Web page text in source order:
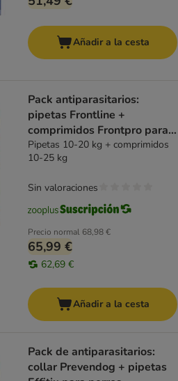
Añadir a la cesta
Pack antiparasitarios:
pipetas Frontline +
comprimidos Frontpro para
perros
Pipetas 10-20 kg + comprimidos
10-25 kg
Precio normal 68,98 €
65,99 €
62,69 €
Sin valoraciones
Añadir a la cesta
Pack de antiparasitarios:
collar Prevendog + pipetas